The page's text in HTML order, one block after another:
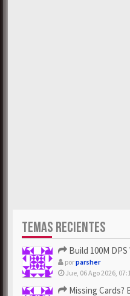
TEMAS RECIENTES
Build 100M DPS
porparsher
Jue, 06 Ago 2026,
Missing Cards? Buy